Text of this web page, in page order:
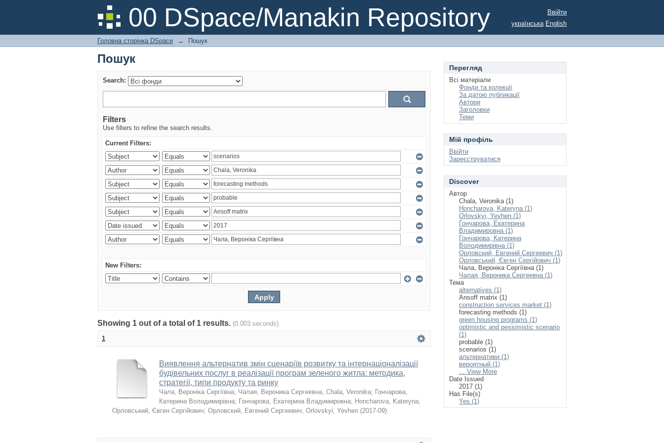
00 DSpace/Manakin Repository
Пошук
Ввійти
українська English
Головна сторінка DSpace → Пошук
Пошук
Search:
Filters
Use filters to refine the search results.
Current Filters:
New Filters:
Showing 1 out of a total of 1 results. (0.003 seconds)
1
Виявлення альтернатив змін сценаріїв розвитку та інтернаціоналізації
будівельних послуг в реалізації програм зеленого житла: методика,
стратегії, типи продукту та ринку
Чала, Вероніка Сергіївна; Чалая, Вероника Сергеевна; Chala, Veronika; Гончарова,
Катерина Володимирівна; Гончарова, Екатерина Владимировна; Honcharova, Kateryna;
Орловський, Євген Сергійович; Орловский, Евгений Сергеевич; Orlovskyi, Yevhen (2017-09)
Перегляд
Всі матеріали
Фонди та колекції
За датою публикації
Автори
Заголовки
Теми
Мій профіль
Ввійти
Зареєструватися
Discover
Автор
Chala, Veronika (1)
Honcharova, Kateryna (1)
Orlovskyi, Yevhen (1)
Гончарова, Екатерина
Владимировна (1)
Гончарова, Катерина
Володимирівна (1)
Орловский, Евгений Сергеевич (1)
Орловський, Євген Сергійович (1)
Чала, Вероніка Сергіївна (1)
Чалая, Вероника Сергеевна (1)
Тема
alternatives (1)
Ansoff matrix (1)
construction services market (1)
forecasting methods (1)
green housing programs (1)
optimistic and pessimistic scenario
(1)
probable (1)
scenarios (1)
альтернативи (1)
вероятный (1)
... View More
Date Issued
2017 (1)
Has File(s)
Yes (1)